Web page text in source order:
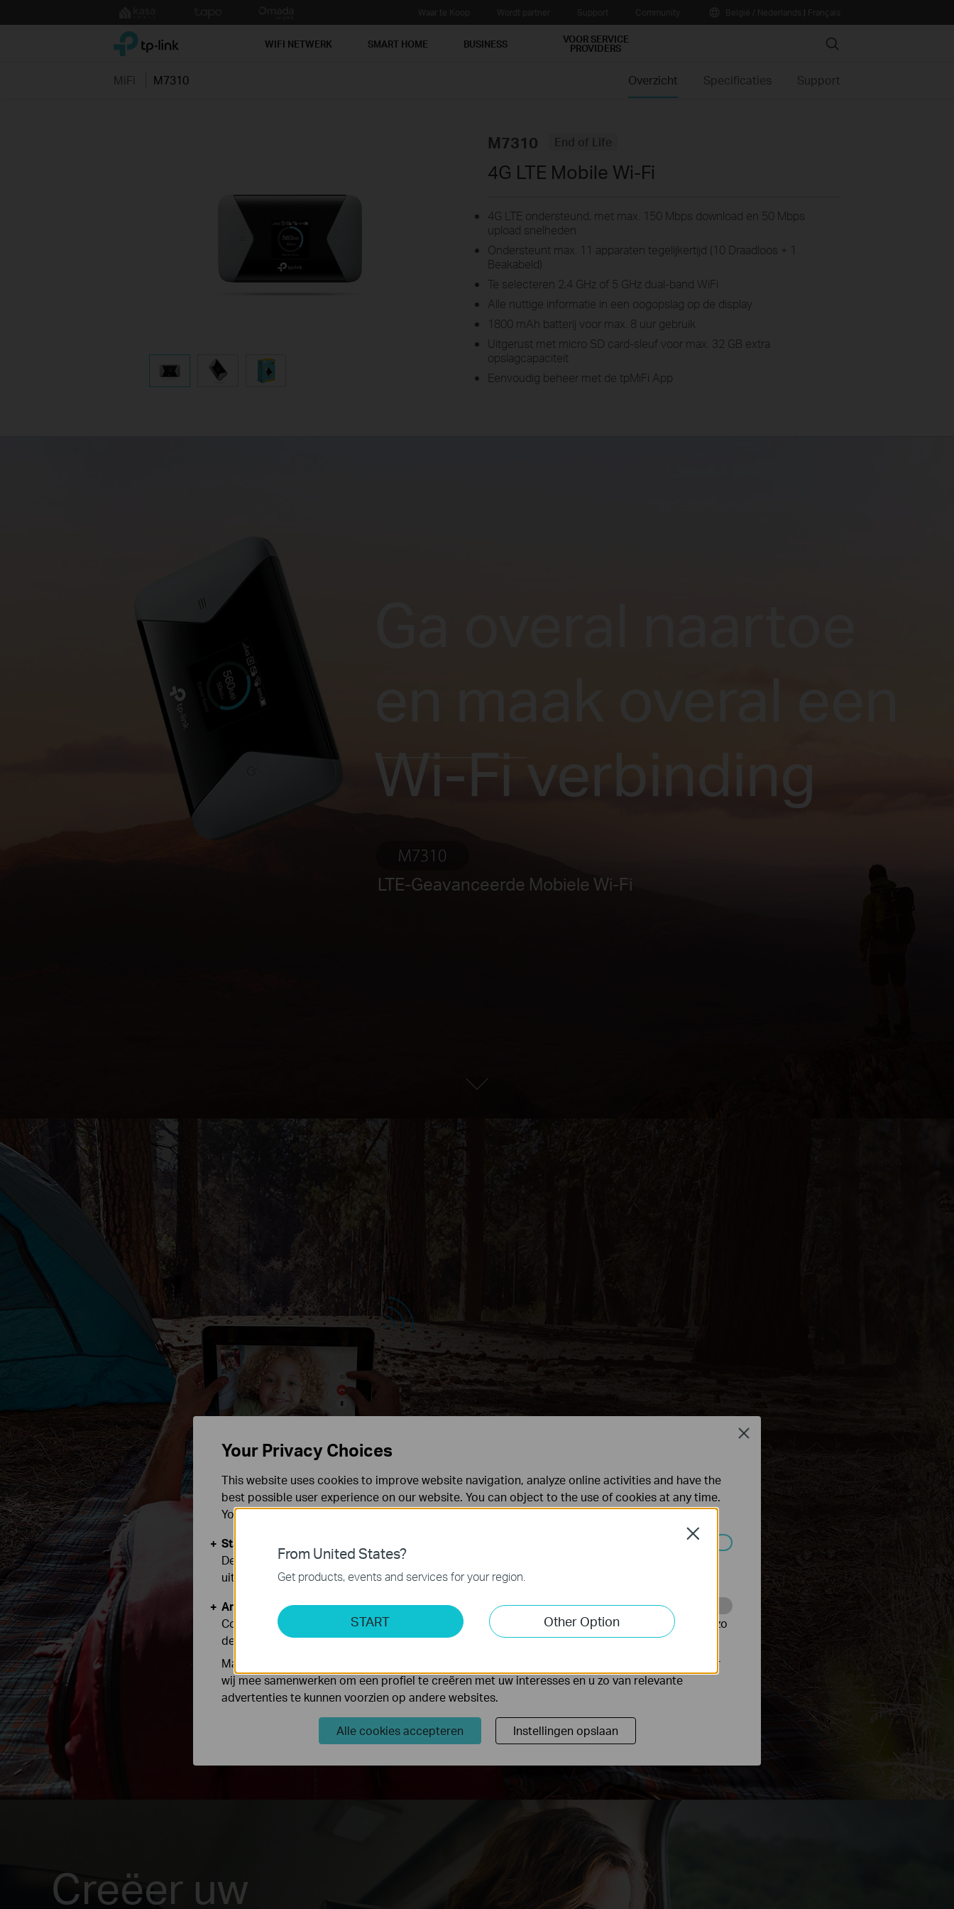
to
|
TP-Link, Reliably Smart WIFI NETWERK SMART HOME BUSINESS VOOR SERVICE
PROVIDERS Search
MiFi M7310 Overzicht Specificaties Support
M7310 End of Life
4G LTE Mobile Wi-Fi
4G LTE ondersteund, met max. 150 Mbps download en 50 Mbps
upload snelheden
Ondersteunt max. 11 apparaten tegelijkertijd (10 Draadloos + 1
Beakabeld)
Te selecteren 2,4 GHz of 5 GHz dual-band WiFi
Alle nuttige informatie in een oogopslag op de display
1800 mAh batterij voor max. 8 uur gebruik
Uitgerust met micro SD card-sleuf voor max. 32 GB extra
opslagcapaciteit
Eenvoudig beheer met de tpMiFi App
Wi-Fi verbinding
LTE-Geavanceerde Mobiele Wi-Fi
3G
7.2 Mbps
Creëer uw
From United States?
Get products, events and services for your region.
START Other Option
Close
Your Privacy Choices
This website uses cookies to improve website navigation, analyze online activities and have the
best possible user experience on our website. You can object to the use of cookies at any time.
You can find more information in ourprivacy policy.Don’t show again
Standaard Cookies
Deze cookies zijn noodzakelijk voor de werking van de website en kunnen niet worden
uitgeschakeld.
Analyse en Marketing Cookies
Cookies voor analyse geven ons de mogelijkheid uw activiteiten op onze website te volgen en zo
de functionaliteit van de website aan te passen en te verbeteren.
Marketing cookies kunnen op onze website worden geplaatst door externe adverteerders waar
wij mee samenwerken om een profiel te creëren met uw interesses en u zo van relevante
advertenties te kunnen voorzien op andere websites.
Alle cookies accepteren Instellingen opslaan
Close